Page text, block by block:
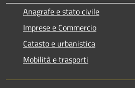
Anagrafe e stato civile
Imprese e Commercio
Catasto e urbanistica
Mobilità e trasporti